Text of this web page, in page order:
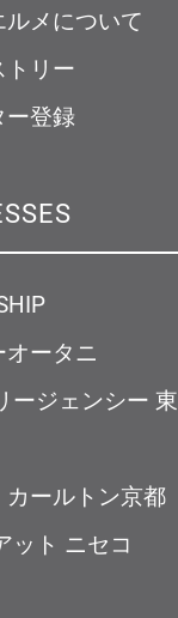
メについて
トリー
ー登録
ータニ
ージェンシー 東
ールトン京都
ット ニセコ